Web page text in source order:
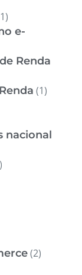
e-
Renda
(1)
nacional
(2)